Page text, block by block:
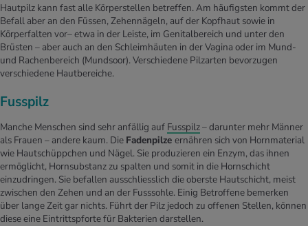
Hautpilz kann fast alle Körperstellen betreffen. Am häufigsten kommt der
Befall aber an den Füssen, Zehennägeln, auf der Kopfhaut sowie in
Körperfalten vor– etwa in der Leiste, im Genitalbereich und unter den
Brüsten – aber auch an den Schleimhäuten in der Vagina oder im Mund-
und Rachenbereich (Mundsoor). Verschiedene Pilzarten bevorzugen
verschiedene Hautbereiche.
Fusspilz
Manche Menschen sind sehr anfällig auf Fusspilz– darunter mehr Männer
als Frauen – andere kaum. Die Fadenpilze ernähren sich von Hornmaterial
wie Hautschüppchen und Nägel. Sie produzieren ein Enzym, das ihnen
ermöglicht, Hornsubstanz zu spalten und somit in die Hornschicht
einzudringen. Sie befallen ausschliesslich die oberste Hautschicht, meist
zwischen den Zehen und an der Fusssohle. Einig Betroffene bemerken
über lange Zeit gar nichts. Führt der Pilz jedoch zu offenen Stellen, können
diese eine Eintrittspforte für Bakterien darstellen.